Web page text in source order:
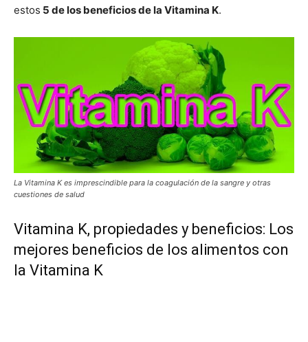
estos 5 de los beneficios de la Vitamina K.
La Vitamina K es imprescindible para la coagulación de la sangre y otras
cuestiones de salud
Vitamina K, propiedades y beneficios: Los
mejores beneficios de los alimentos con
la Vitamina K